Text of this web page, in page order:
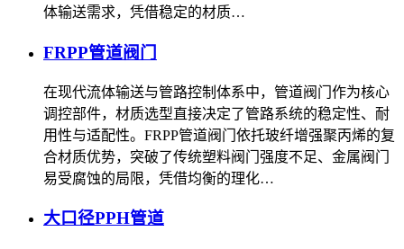
体输送需求，凭借稳定的材质…
FRPP管道阀门
在现代流体输送与管路控制体系中，管道阀门作为核心
调控部件，材质选型直接决定了管路系统的稳定性、耐
用性与适配性。FRPP管道阀门依托玻纤增强聚丙烯的复
合材质优势，突破了传统塑料阀门强度不足、金属阀门
易受腐蚀的局限，凭借均衡的理化…
大口径PPH管道